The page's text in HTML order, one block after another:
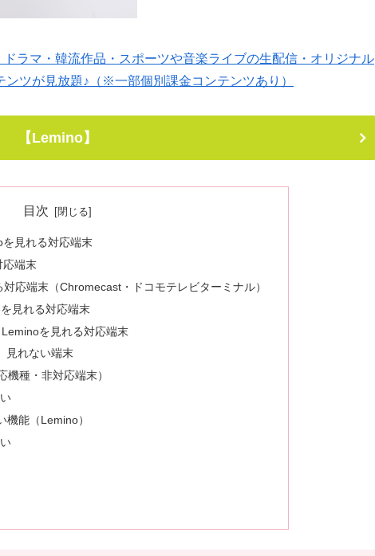
ラマ・韓流作品・スポーツや音楽ライブの生配信・オリジナル
ツが見放題♪（※一部個別課金コンテンツあり）
【Lemino】
目次
見れる対応端末
応端末
応端末（Chromecast・ドコモテレビターミナル）
見れる対応端末
を見れる対応端末
見れない端末
機種・非対応端末）
機能（Lemino）